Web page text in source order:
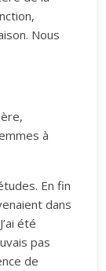
Nous
à
En fin
dans
été
pas
de